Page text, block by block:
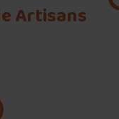
Artisans
Garde Artisans Brasseurs